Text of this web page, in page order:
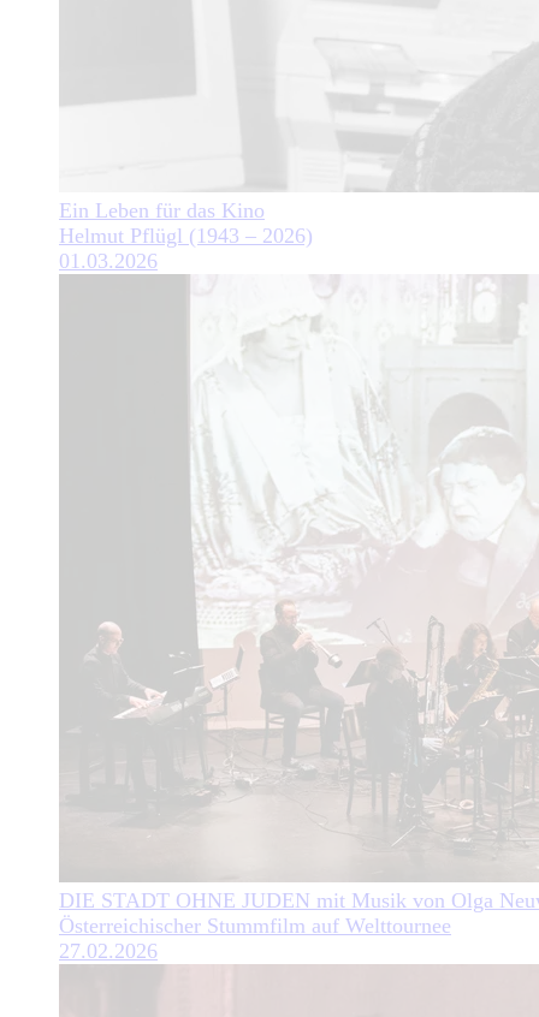
Ein Leben für das Kino
Helmut Pflügl (1943 – 2026)
01.03.2026
DIE STADT OHNE JUDEN mit Musik von Olga
Österreichischer Stummfilm auf Welttournee
27.02.2026